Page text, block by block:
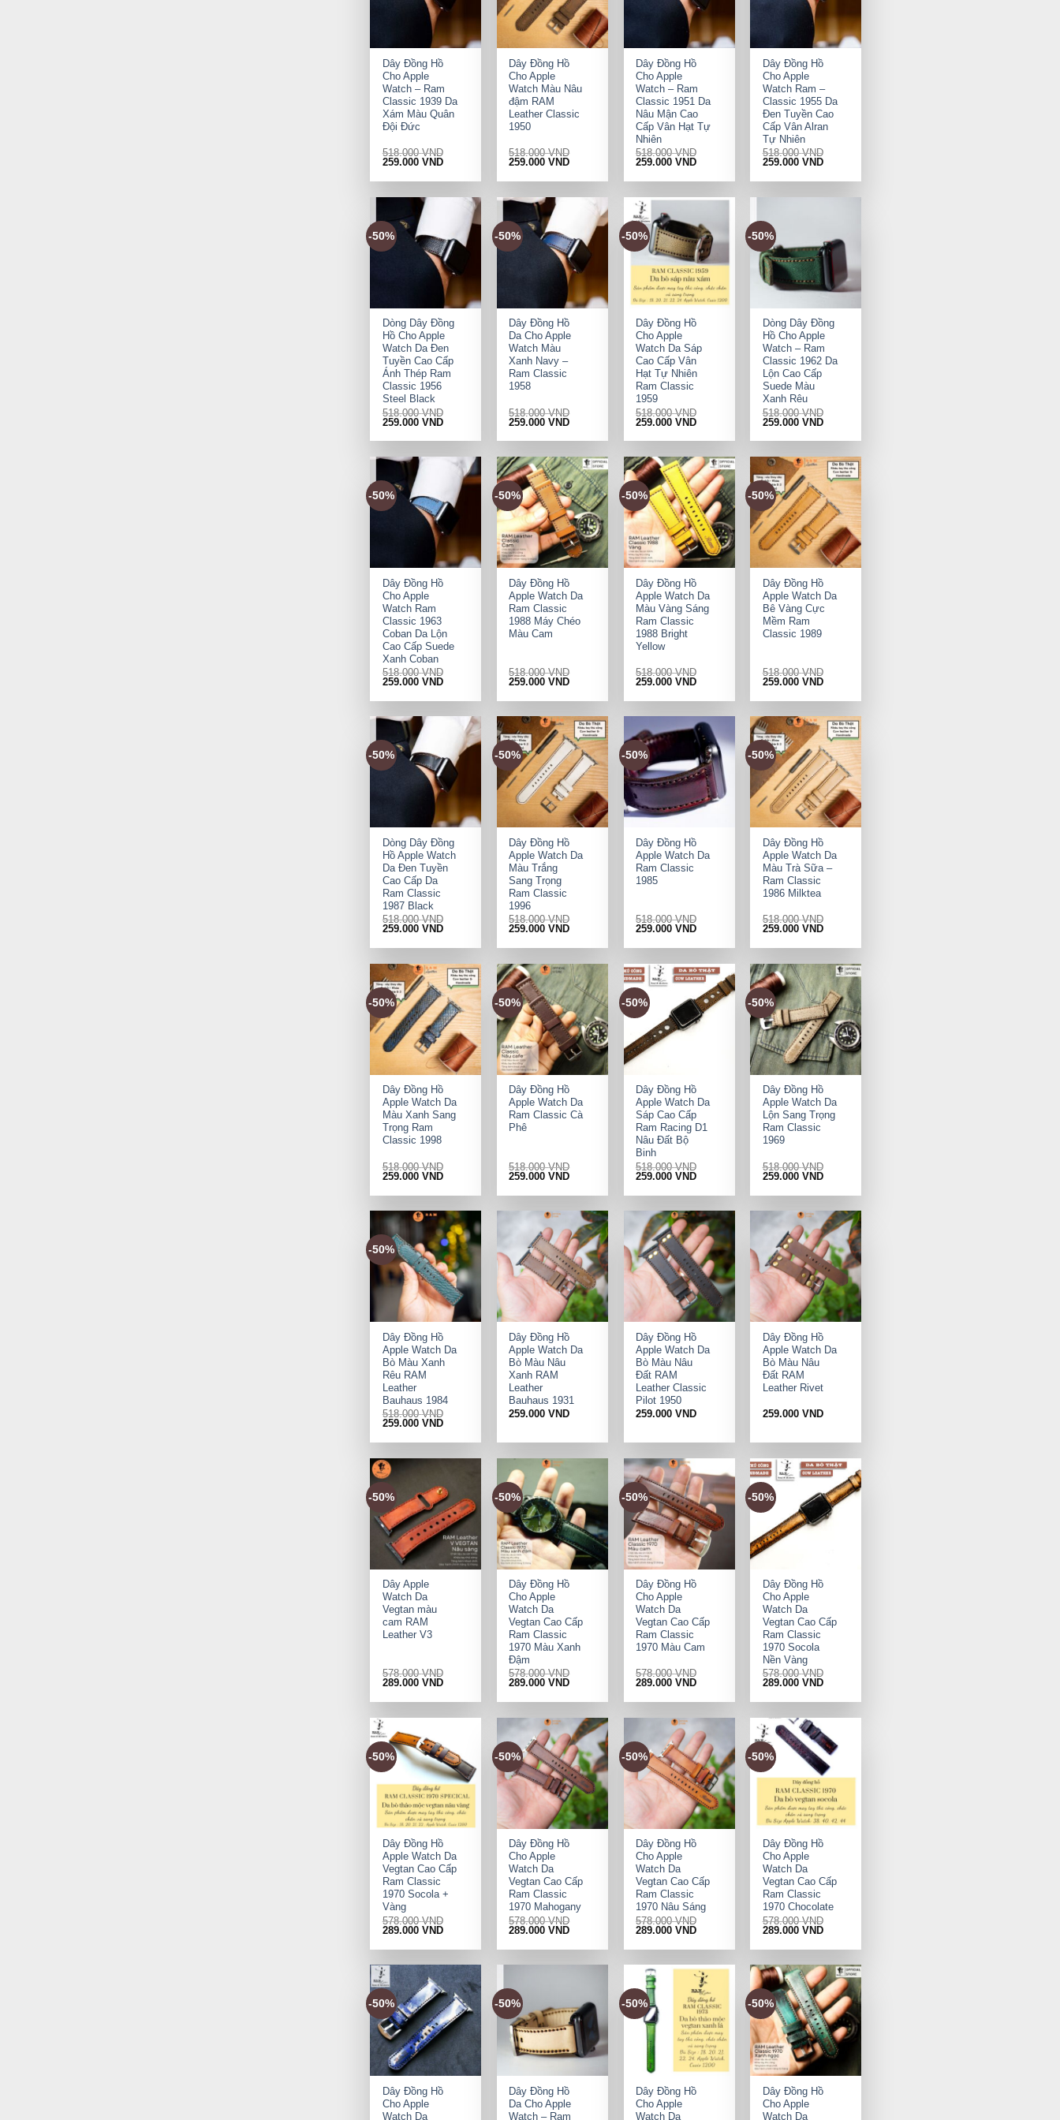
Dây Đồng Hồ
Cho Apple
Watch – Ram
Classic 1939 Da
Xám Màu Quân
Đội Đức
518.000VND
Original
was:
259.000 VNDCurrent
is:
+
Dây Đồng Hồ
Cho Apple
Watch Màu Nâu
đậm RAM
Leather Classic
1950
518.000VND
Original
was:
259.000VNDCurrent
is:
Dây Đồng Hồ
Cho Apple
Watch – Ram
Classic 1951 Da
Nâu Mận Cao
Cấp Vân Hạt Tự
Nhiên
518.000VND
Original
was:
259.000 VNDCurrent
is:
Dây Đồng Hồ
Cho Apple
Watch Ram –
Classic 1955 Da
Đen Tuyền Cao
Cấp Vân Alran
Tự Nhiên
518.000VND
Original
was:
259.000 VNDCurrent
is:
-50%
Dòng Dây Đồng
Hồ Cho Apple
Watch Da Đen
Tuyền Cao Cấp
Ánh Thép Ram
Classic 1956
Steel Black
518.000VND
Original
was:
259.000 VNDCurrent
is:
-50%
Dây Đồng Hồ
Da Cho Apple
Watch Màu
Xanh Navy –
Ram Classic
1958
518.000VND
Original
was:
259.000VNDCurrent
is:
-50%
Dây Đồng Hồ
Cho Apple
Watch Da Sáp
Cao Cấp Vân
Hạt Tự Nhiên
Ram Classic
1959
518.000VND
Original
was:
259.000 VNDCurrent
is:
-50%
Dòng Dây Đồng
Hồ Cho Apple
Watch – Ram
Classic 1962 Da
Lộn Cao Cấp
Suede Màu
Xanh Rêu
518.000VND
Original
was:
259.000 VNDCurrent
is:
-50%
Dây Đồng Hồ
Cho Apple
Watch Ram
Classic 1963
Coban Da Lộn
Cao Cấp Suede
Xanh Coban
518.000VND
Original
was:
259.000 VNDCurrent
is:
-50%
+
Dây Đồng Hồ
Apple Watch Da
Ram Classic
1988 Máy Chéo
Màu Cam
518.000VND
Original
was:
259.000VNDCurrent
is:
-50%
+
Dây Đồng Hồ
Apple Watch Da
Màu Vàng Sáng
Ram Classic
1988 Bright
Yellow
518.000VND
Original
was:
259.000 VNDCurrent
is:
-50%
Dây Đồng Hồ
Apple Watch Da
Bê Vàng Cực
Mềm Ram
Classic 1989
518.000VND
Original
was:
259.000 VNDCurrent
is:
-50%
Dòng Dây Đồng
Hồ Apple Watch
Da Đen Tuyền
Cao Cấp Da
Ram Classic
1987 Black
518.000VND
Original
was:
259.000 VNDCurrent
is:
-50%
Dây Đồng Hồ
Apple Watch Da
Màu Trắng
Sang Trọng
Ram Classic
1996
518.000VND
Original
was:
259.000VNDCurrent
is:
-50%
+
Dây Đồng Hồ
Apple Watch Da
Ram Classic
1985
518.000VND
Original
was:
259.000 VNDCurrent
is:
-50%
+
Dây Đồng Hồ
Apple Watch Da
Màu Trà Sữa –
Ram Classic
1986 Milktea
518.000VND
Original
was:
259.000 VNDCurrent
is:
-50%
Dây Đồng Hồ
Apple Watch Da
Màu Xanh Sang
Trọng Ram
Classic 1998
518.000VND
Original
was:
259.000 VNDCurrent
is:
-50%
+
Dây Đồng Hồ
Apple Watch Da
Ram Classic Cà
Phê
518.000VND
Original
was:
259.000VNDCurrent
is:
-50%
Dây Đồng Hồ
Apple Watch Da
Sáp Cao Cấp
Ram Racing D1
Nâu Đất Bộ
Binh
518.000VND
Original
was:
259.000 VNDCurrent
is:
-50%
+
Dây Đồng Hồ
Apple Watch Da
Lộn Sang Trọng
Ram Classic
1969
518.000VND
Original
was:
259.000 VNDCurrent
is:
-50%
Dây Đồng Hồ
Apple Watch Da
Bò Màu Xanh
Rêu RAM
Leather
Bauhaus 1984
518.000VND
Original
was:
259.000 VNDCurrent
is:
Dây Đồng Hồ
Apple Watch Da
Bò Màu Nâu
Xanh RAM
Leather
Bauhaus 1931
259.000VND
Dây Đồng Hồ
Apple Watch Da
Bò Màu Nâu
Đất RAM
Leather Classic
Pilot 1950
259.000 VND
Dây Đồng Hồ
Apple Watch Da
Bò Màu Nâu
Đất RAM
Leather Rivet
259.000 VND
-50%
+
Dây Apple
Watch Da
Vegtan màu
cam RAM
Leather V3
578.000VND
Original
was:
289.000 VNDCurrent
is:
-50%
+
Dây Đồng Hồ
Cho Apple
Watch Da
Vegtan Cao Cấp
Ram Classic
1970 Màu Xanh
Đậm
578.000VND
Original
was:
289.000VNDCurrent
is:
-50%
+
Dây Đồng Hồ
Cho Apple
Watch Da
Vegtan Cao Cấp
Ram Classic
1970 Màu Cam
578.000VND
Original
was:
289.000 VNDCurrent
is:
-50%
Dây Đồng Hồ
Cho Apple
Watch Da
Vegtan Cao Cấp
Ram Classic
1970 Socola
Nền Vàng
578.000VND
Original
was:
289.000 VNDCurrent
is:
-50%
+
Dây Đồng Hồ
Apple Watch Da
Vegtan Cao Cấp
Ram Classic
1970 Socola +
Vàng
578.000VND
Original
was:
289.000 VNDCurrent
is:
-50%
+
Dây Đồng Hồ
Cho Apple
Watch Da
Vegtan Cao Cấp
Ram Classic
1970 Mahogany
578.000VND
Original
was:
289.000VNDCurrent
is:
-50%
Dây Đồng Hồ
Cho Apple
Watch Da
Vegtan Cao Cấp
Ram Classic
1970 Nâu Sáng
578.000VND
Original
was:
289.000 VNDCurrent
is:
-50%
Dây Đồng Hồ
Cho Apple
Watch Da
Vegtan Cao Cấp
Ram Classic
1970 Chocolate
578.000VND
Original
was:
289.000 VNDCurrent
is:
-50%
+
Dây Đồng Hồ
Cho Apple
Watch Da
-50%
Dây Đồng Hồ
Da Cho Apple
Watch – Ram
-50%
Dây Đồng Hồ
Cho Apple
Watch Da
-50%
+
Dây Đồng Hồ
Cho Apple
Watch Da